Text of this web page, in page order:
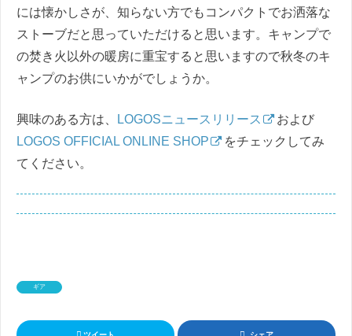
には懐かしさが、知らない方でもコンパクトでお洒落な
ストーブだと思っていただけると思います。キャンプで
の焚き火以外の暖房に重宝すると思いますので秋冬のキ
ャンプのお供にいかがでしょうか。
興味のある方は、 LOGOSニュースリリース
および
LOGOS OFFICIAL ONLINE SHOP
をチェックしてみ
てください。
ギア